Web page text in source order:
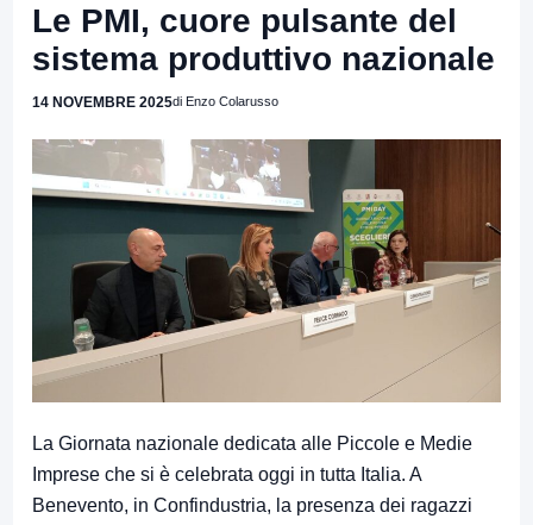
Le PMI, cuore pulsante del
sistema produttivo nazionale
14 NOVEMBRE 2025di Enzo Colarusso
La Giornata nazionale dedicata alle Piccole e Medie
Imprese che si è celebrata oggi in tutta Italia. A
Benevento, in Confindustria, la presenza dei ragazzi